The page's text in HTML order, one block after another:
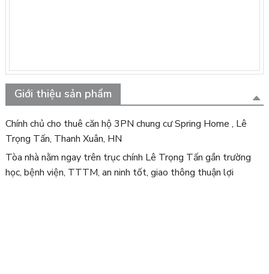
Giới thiệu sản phẩm
Chính chủ cho thuê căn hộ 3PN chung cư Spring Home , Lê
Trọng Tấn, Thanh Xuân, HN
Tòa nhà nằm ngay trên trục chính Lê Trọng Tấn gần trường
học, bệnh viện, TTTM, an ninh tốt, giao thông thuận lợi